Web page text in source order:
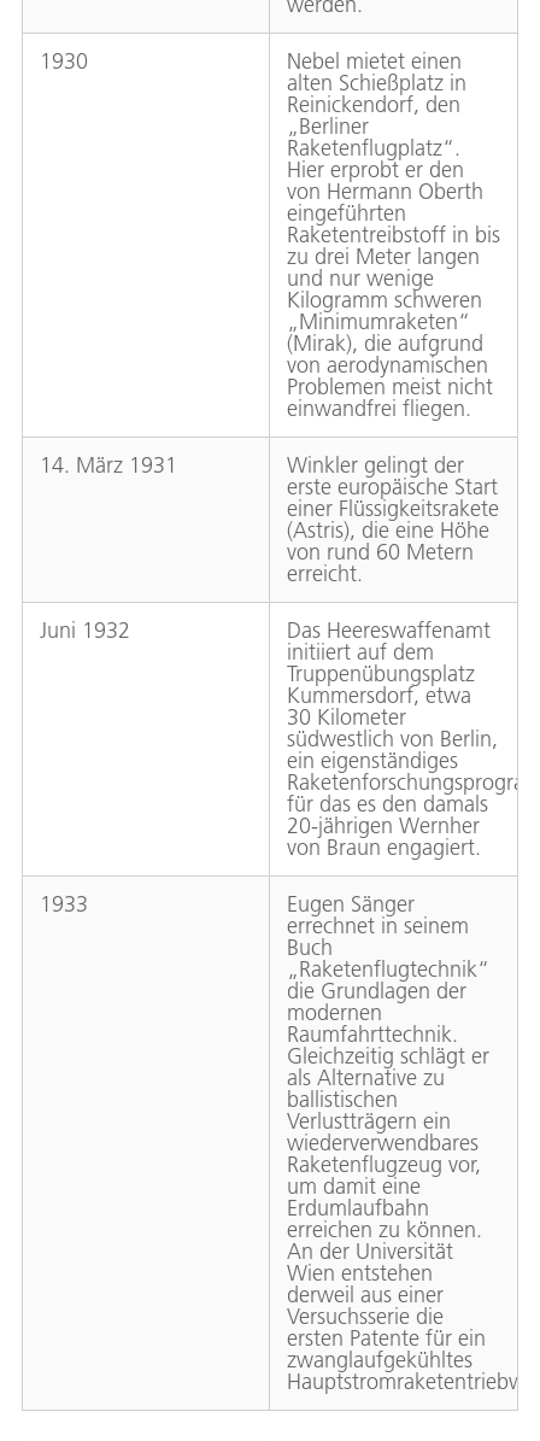
1930 Nebel mietet einen
alten Schießplatz in
Reinickendorf, den
„Berliner
Raketenflugplatz“.
Hier erprobt er den
von Hermann Oberth
eingeführten
Raketentreibstoff in bis
zu drei Meter langen
und nur wenige
Kilogramm schweren
„Minimumraketen“
(Mirak), die aufgrund
von aerodynamischen
Problemen meist nicht
einwandfrei fliegen.
14. März 1931 Winkler gelingt der
erste europäische Start
einer Flüssigkeitsrakete
(Astris), die eine Höhe
von rund 60 Metern
erreicht.
Juni 1932 Das Heereswaffenamt
initiiert auf dem
Truppenübungsplatz
Kummersdorf, etwa
30 Kilometer
südwestlich von Berlin,
ein eigenständiges
für das es den damals
20-jährigen Wernher
von Braun engagiert.
1933 Eugen Sänger
errechnet in seinem
Buch
„Raketenflugtechnik“
die Grundlagen der
modernen
Raumfahrttechnik.
Gleichzeitig schlägt er
als Alternative zu
ballistischen
Verlustträgern ein
wiederverwendbares
Raketenflugzeug vor,
um damit eine
Erdumlaufbahn
erreichen zu können.
An der Universität
Wien entstehen
derweil aus einer
Versuchsserie die
ersten Patente für ein
zwanglaufgekühltes